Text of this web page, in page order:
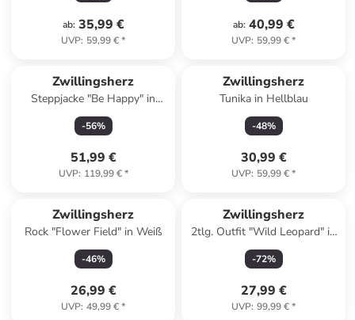
ab: 35,99 €
UVP: 59,99 €*
ab: 40,99 €
UVP: 59,99 €*
Zwillingsherz
Steppjacke "Be Happy" in
Dunkelblau
-56%
51,99 €
UVP: 119,99 €*
Zwillingsherz
Tunika in Hellblau
-48%
30,99 €
UVP: 59,99 €*
Zwillingsherz
Rock "Flower Field" in Weiß
-46%
26,99 €
UVP: 49,99 €*
Zwillingsherz
2tlg. Outfit "Wild Leopard" in
Bunt
-72%
27,99 €
UVP: 99,99 €*